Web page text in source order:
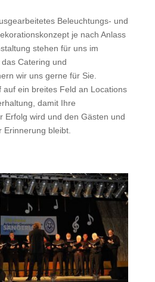
Beleuchtungs- und
je nach Anlass
stehen für uns im
Catering und
wir uns gerne für Sie.
ein breites Feld an Locations
damit Ihre
Erfolg wird und den Gästen und
bleibt.